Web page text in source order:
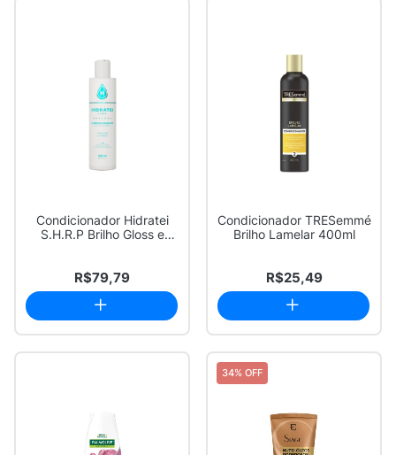
Condicionador Hidratei
S.H.R.P Brilho Gloss e
R$79,79
Condicionador TRESemmé
Brilho Lamelar 400ml
R$25,49
34% OFF